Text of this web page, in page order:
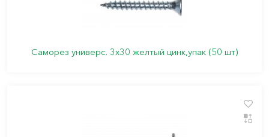
Саморез универс. 3х30 желтый цинк,упак (50 шт)